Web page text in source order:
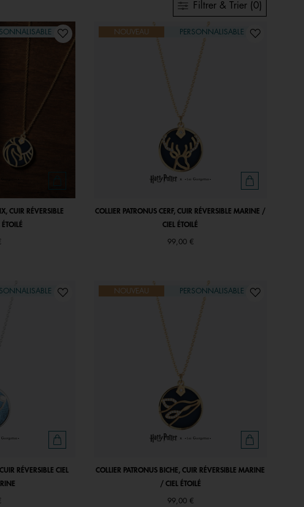
Filtrer & Trier (0)
CUIR RÉVERSIBLE
NOUVEAU PERSONNALISABLE
COLLIER PATRONUS CERF, CUIR RÉVERSIBLE MARINE /
CIEL ÉTOILÉ
99,00 €
RÉVERSIBLE CIEL
NOUVEAU PERSONNALISABLE
COLLIER PATRONUS BICHE, CUIR RÉVERSIBLE MARINE
/ CIEL ÉTOILÉ
99,00 €